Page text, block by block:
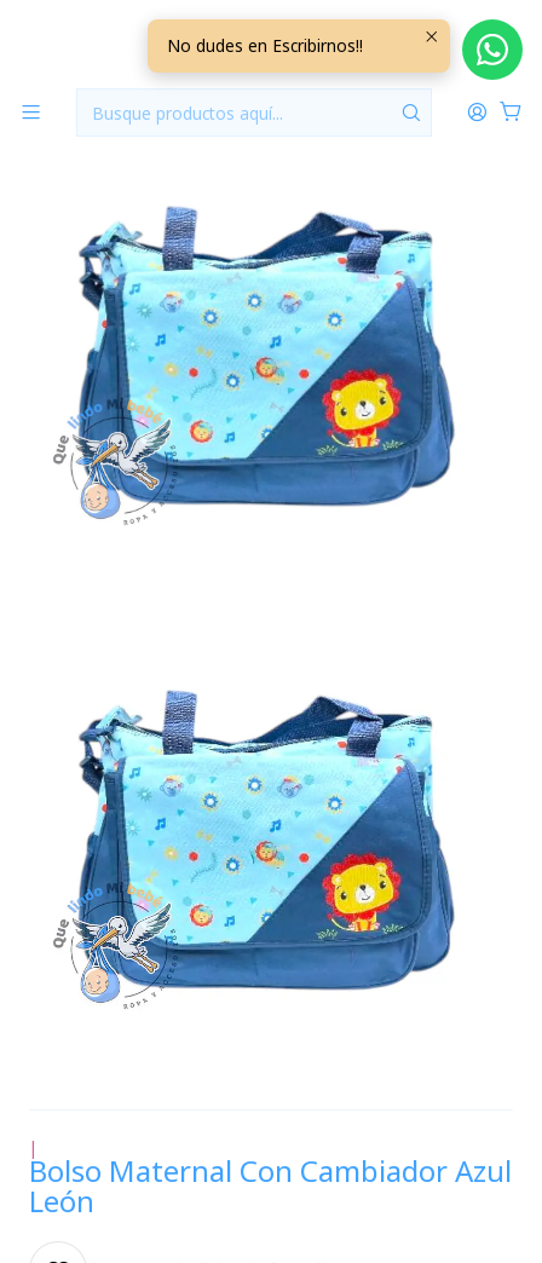
Inicio Pañaleras
Bolso Maternal Con Cambiador Azul León
|
Bolso Maternal Con Cambiador Azul
León
No dudes en Escribirnos!!